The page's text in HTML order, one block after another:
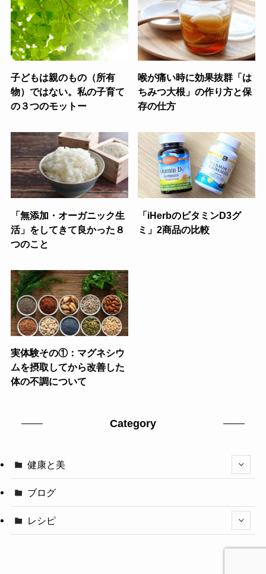
子どもは親のもの（所有
物）ではない。私の子育て
の３つのモットー
喉が痛い時に効果抜群「は
ちみつ大根」の作り方と保
存の仕方
「無添加・オーガニック生
活」をしてきて良かった８
つのこと
「iHerbのビタミンD3グ
ミ」2商品の比較
実体験その①：マグネシウ
ムを摂取してから改善した
体の不調について
Category
健康と美
ブログ
レシピ